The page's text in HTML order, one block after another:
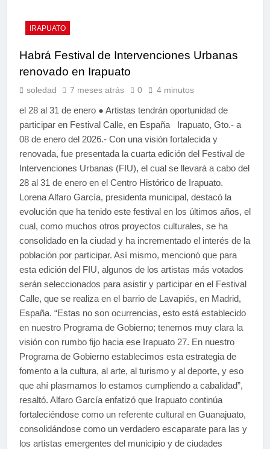
IRAPUATO
Habrá Festival de Intervenciones Urbanas
renovado en Irapuato
soledad 7 meses atrás 0 4 minutos
el 28 al 31 de enero ● Artistas tendrán oportunidad de
participar en Festival Calle, en España Irapuato, Gto.- a
08 de enero del 2026.- Con una visión fortalecida y
renovada, fue presentada la cuarta edición del Festival de
Intervenciones Urbanas (FIU), el cual se llevará a cabo del
28 al 31 de enero en el Centro Histórico de Irapuato.
Lorena Alfaro García, presidenta municipal, destacó la
evolución que ha tenido este festival en los últimos años, el
cual, como muchos otros proyectos culturales, se ha
consolidado en la ciudad y ha incrementado el interés de la
población por participar. Así mismo, mencionó que para
esta edición del FIU, algunos de los artistas más votados
serán seleccionados para asistir y participar en el Festival
Calle, que se realiza en el barrio de Lavapiés, en Madrid,
España. “Estas no son ocurrencias, esto está establecido
en nuestro Programa de Gobierno; tenemos muy clara la
visión con rumbo fijo hacia ese Irapuato 27. En nuestro
Programa de Gobierno establecimos esta estrategia de
fomento a la cultura, al arte, al turismo y al deporte, y eso
que ahí plasmamos lo estamos cumpliendo a cabalidad”,
resaltó. Alfaro García enfatizó que Irapuato continúa
fortaleciéndose como un referente cultural en Guanajuato,
consolidándose como un verdadero escaparate para las y
los artistas emergentes del municipio y de ciudades